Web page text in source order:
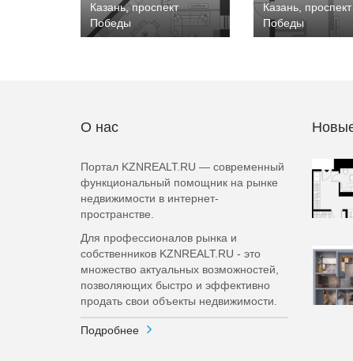
Казань, проспект
Победы
Казань, проспект
Победы
О нас
Портал KZNREALT.RU — современный
функциональный помощник на рынке
недвижимости в интернет-
пространстве.
Для профессионалов рынка и
собственников KZNREALT.RU - это
множество актуальных возможностей,
позволяющих быстро и эффективно
продать свои объекты недвижимости.
Подробнее